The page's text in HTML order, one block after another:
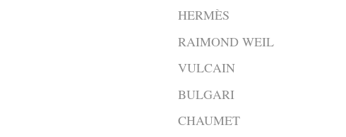
HERMÈS
RAIMOND WEIL
VULCAIN
BULGARI
CHAUMET